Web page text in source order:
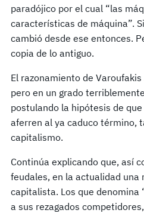
paradójico por el cual “las
características de máquina”.
cambió desde ese entonces.
copia de lo antiguo.
El razonamiento de
pero en un grado
postulando la hipótesis de
aferren al ya caduco término,
capitalismo.
Continúa explicando que, así
feudales, en la actualidad una
capitalista. Los que denomina
a sus rezagados